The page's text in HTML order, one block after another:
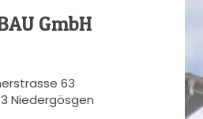
GmbH
63
Niedergösgen